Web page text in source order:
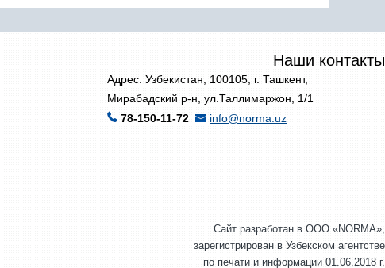
Наши контакты
Адрес: Узбекистан, 100105, г. Ташкент,
Мирабадский р-н, ул.Таллимаржон, 1/1
78-150-11-72
info@norma.uz
Сайт разработан в ООО «NORMA»,
зарегистрирован в Узбекском агентстве
по печати и информации 01.06.2018 г.